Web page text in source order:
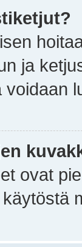
ja
voidaan
ovat